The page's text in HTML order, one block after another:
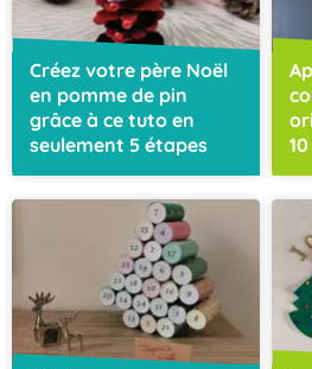
Créez votre père Noël
en pomme de pin
grâce à ce tuto en
seulement 5 étapes